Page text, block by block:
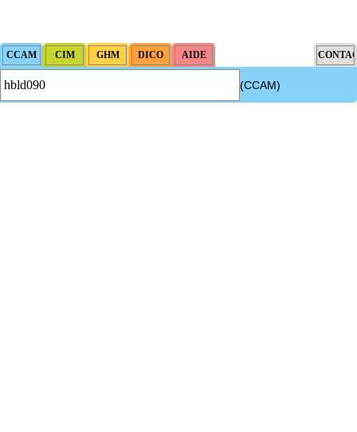
(CCAM)